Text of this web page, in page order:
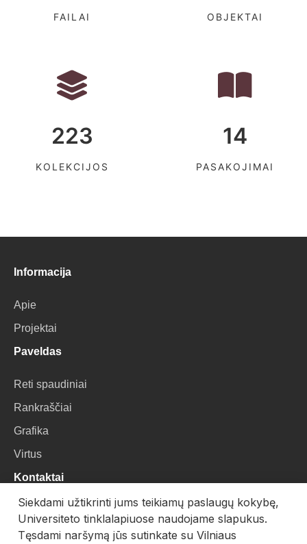
FAILAI OBJEKTAI
223
KOLEKCIJOS
14
PASAKOJIMAI
Informacija
Apie
Projektai
Paveldas
Reti spaudiniai
Rankraščiai
Grafika
Virtus
Kontaktai
VU Biblioteka
Universiteto g. 3, LT-01122, Vilnius
Siekdami užtikrinti jums teikiamų paslaugų kokybę,
Universiteto tinklalapiuose naudojame slapukus.
Tęsdami naršymą jūs sutinkate su Vilniaus